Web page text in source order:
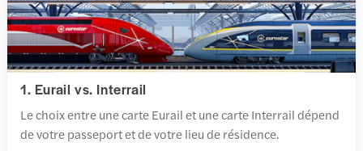
1. Eurail vs. Interrail
Le choix entre une carte Eurail et une carte Interrail dépend
de votre passeport et de votre lieu de résidence.